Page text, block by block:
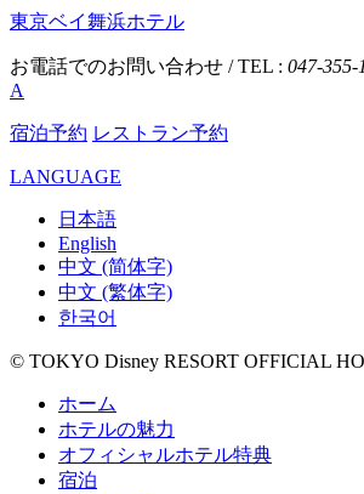
東京ベイ舞浜ホテル
お電話でのお問い合わせ / TEL : 047-355-
A
宿泊予約 レストラン予約
LANGUAGE
日本語
English
中文 (简体字)
中文 (繁体字)
한국어
© TOKYO Disney RESORT OFFICIAL
ホーム
ホテルの魅力
オフィシャルホテル特典
宿泊